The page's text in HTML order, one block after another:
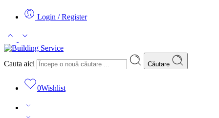
Login / Register
Cauta aici Căutare
0Wishlist